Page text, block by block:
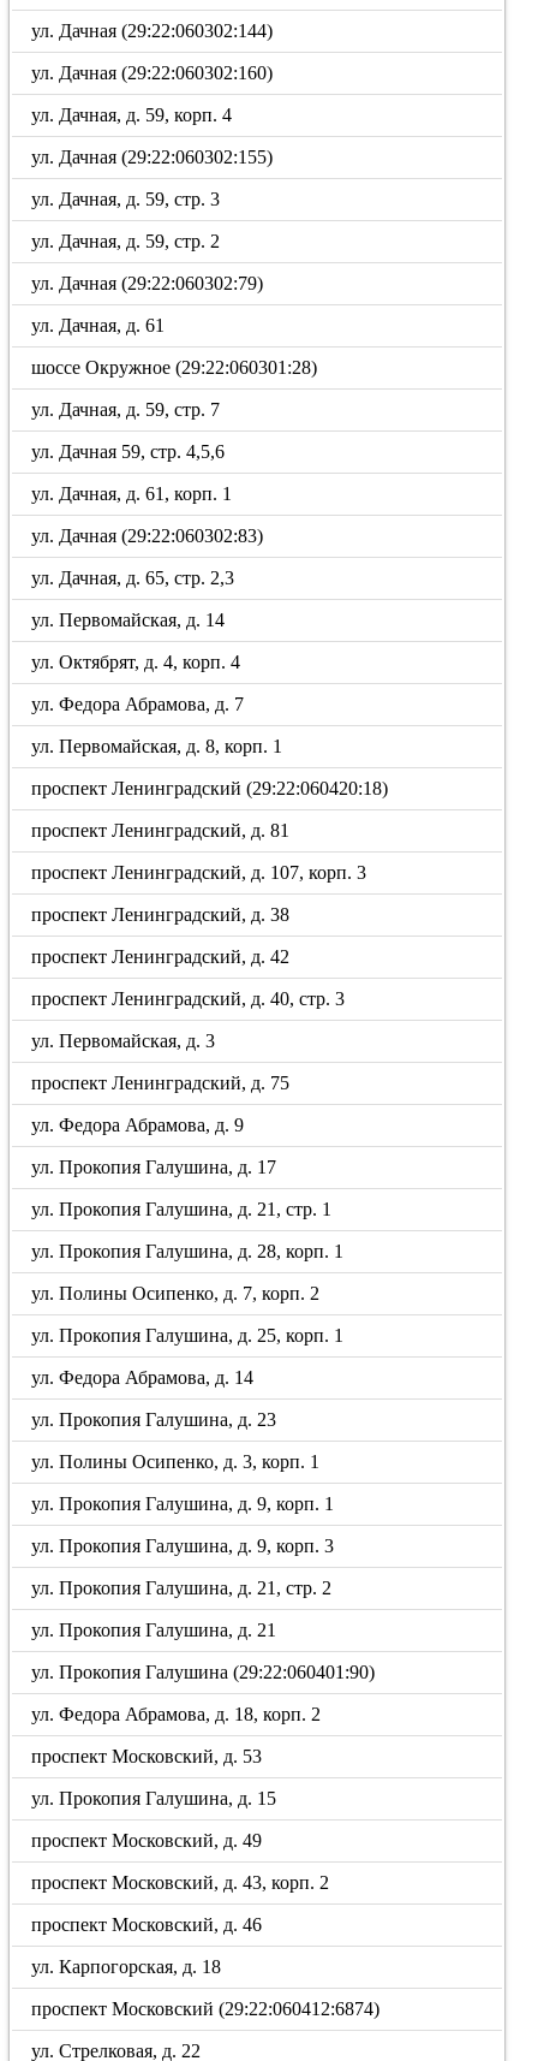
ул. Дачная (29:22:060302:144)
ул. Дачная (29:22:060302:160)
ул. Дачная, д. 59, корп. 4
ул. Дачная (29:22:060302:155)
ул. Дачная, д. 59, стр. 3
ул. Дачная, д. 59, стр. 2
ул. Дачная (29:22:060302:79)
ул. Дачная, д. 61
шоссе Окружное (29:22:060301:28)
ул. Дачная, д. 59, стр. 7
ул. Дачная 59, стр. 4,5,6
ул. Дачная, д. 61, корп. 1
ул. Дачная (29:22:060302:83)
ул. Дачная, д. 65, стр. 2,3
ул. Первомайская, д. 14
ул. Октябрят, д. 4, корп. 4
ул. Федора Абрамова, д. 7
ул. Первомайская, д. 8, корп. 1
проспект Ленинградский (29:22:060420:18)
проспект Ленинградский, д. 81
проспект Ленинградский, д. 107, корп. 3
проспект Ленинградский, д. 38
проспект Ленинградский, д. 42
проспект Ленинградский, д. 40, стр. 3
ул. Первомайская, д. 3
проспект Ленинградский, д. 75
ул. Федора Абрамова, д. 9
ул. Прокопия Галушина, д. 17
ул. Прокопия Галушина, д. 21, стр. 1
ул. Прокопия Галушина, д. 28, корп. 1
ул. Полины Осипенко, д. 7, корп. 2
ул. Прокопия Галушина, д. 25, корп. 1
ул. Федора Абрамова, д. 14
ул. Прокопия Галушина, д. 23
ул. Полины Осипенко, д. 3, корп. 1
ул. Прокопия Галушина, д. 9, корп. 1
ул. Прокопия Галушина, д. 9, корп. 3
ул. Прокопия Галушина, д. 21, стр. 2
ул. Прокопия Галушина, д. 21
ул. Прокопия Галушина (29:22:060401:90)
ул. Федора Абрамова, д. 18, корп. 2
проспект Московский, д. 53
ул. Прокопия Галушина, д. 15
проспект Московский, д. 49
проспект Московский, д. 43, корп. 2
проспект Московский, д. 46
ул. Карпогорская, д. 18
проспект Московский (29:22:060412:6874)
ул. Стрелковая, д. 22